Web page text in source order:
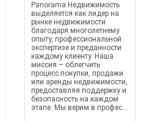
Panorama Недвижимость
выделяется как лидер на
рынке недвижимости
благодаря многолетнему
опыту, профессиональной
экспертизе и преданности
каждому клиенту. Наша
миссия – облегчить
процесс покупки, продажи
или аренды недвижимости,
предоставляя поддержку и
безопасность на каждом
этапе. Мы верим в профес...